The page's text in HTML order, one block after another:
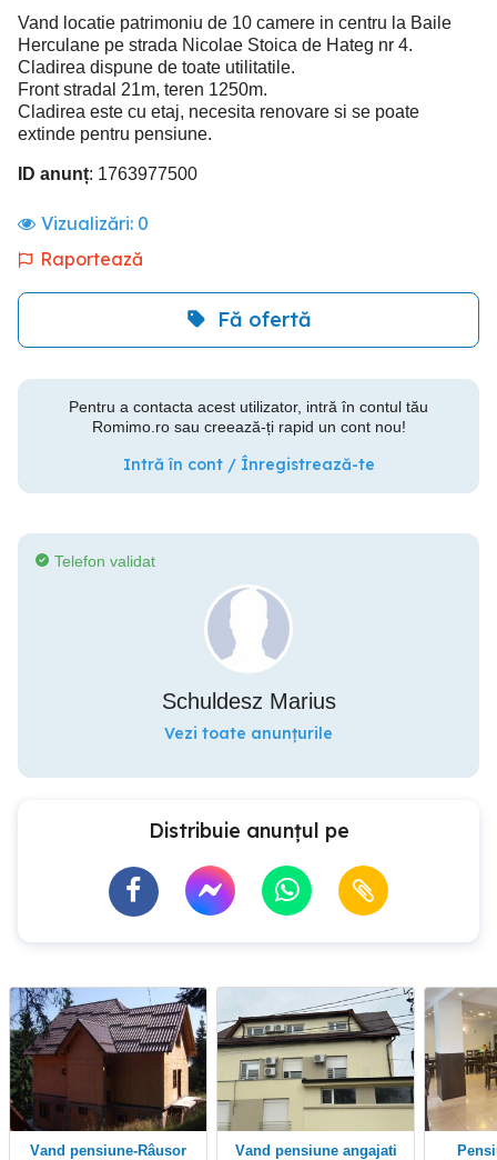
Vand locatie patrimoniu de 10 camere in centru la Baile
Herculane pe strada Nicolae Stoica de Hateg nr 4.
Cladirea dispune de toate utilitatile.
Front stradal 21m, teren 1250m.
Cladirea este cu etaj, necesita renovare si se poate
extinde pentru pensiune.
ID anunț: 1763977500
Vizualizări: 0
Raportează
Fă ofertă
Pentru a contacta acest utilizator, intră în contul tău
Romimo.ro sau creează-ți rapid un cont nou!
Intră în cont / Înregistrează-te
Telefon validat
Schuldesz Marius
Vezi toate anunțurile
Distribuie anunțul pe
Vand pensiune-Râusor
Vand pensiune angajati
Pensiune 3 stele 12